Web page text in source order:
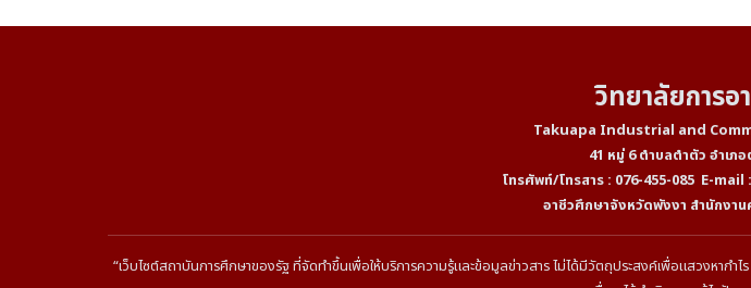
วิทยาลัยการอ
Takuapa Industrial and
41 หมู่ 6 ตำบลตำตัว อำเภ
โทรศัพท์/โทรสาร : 076-455-085 E-mail :
อาชีวศึกษาจังหวัดพังงา สำนักงา
“เว็บไซต์สถาบันการศึกษาของรัฐ ที่จัดทำขึ้นเพื่อให้บริการความรู้และข้อมูลข่าวสาร ไม่ได้มีวัตถุประสงค์เพื่อแสวงหา